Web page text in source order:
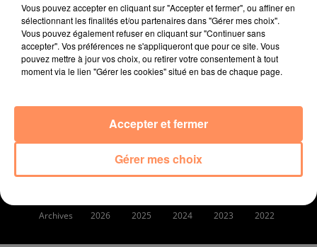
ACCUEIL RADIO PODCASTS ACTUS
ARTISTES RADIO STAR PARTENAIRES
Gestion des cookies Plan du site Régie publicitaire
Mentions légales
Archives 2026 2025 2024 2023 2022
Vous pouvez accepter en cliquant sur "Accepter et fermer", ou affiner en
sélectionnant les finalités et/ou partenaires dans "Gérer mes choix".
Vous pouvez également refuser en cliquant sur "Continuer sans
accepter". Vos préférences ne s'appliqueront que pour ce site. Vous
pouvez mettre à jour vos choix, ou retirer votre consentement à tout
moment via le lien "Gérer les cookies" situé en bas de chaque page.
Gérer mes choix
Accepter et fermer